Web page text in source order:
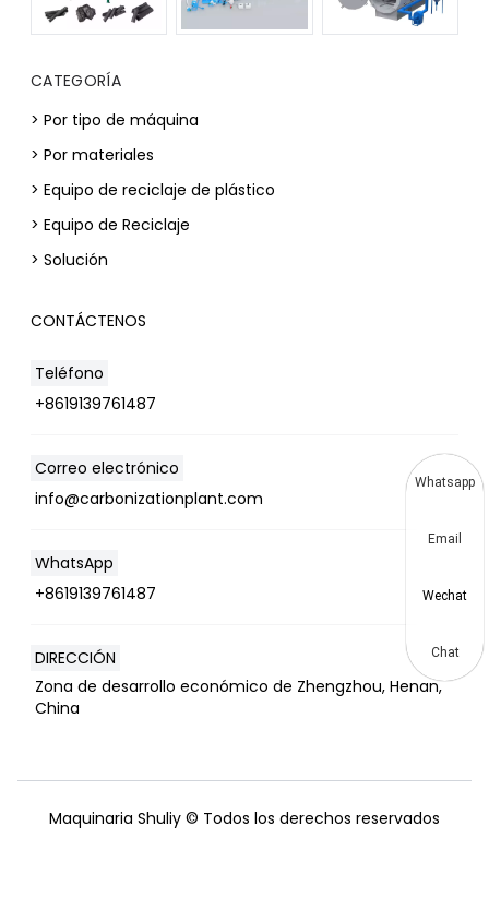
CATEGORÍA
> Por tipo de máquina
> Por materiales
> Equipo de reciclaje de plástico
> Equipo de Reciclaje
> Solución
CONTÁCTENOS
Teléfono
+8619139761487
Correo electrónico
info@carbonizationplant.com
WhatsApp
+8619139761487
DIRECCIÓN
Zona de desarrollo económico de Zhengzhou, Henan,
China
Maquinaria Shuliy © Todos los derechos reservados
Whatsapp
Email
Wechat
Chat